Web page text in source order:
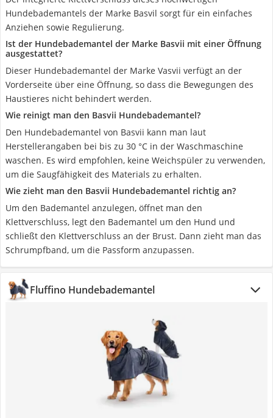
Hundebademantels der Marke Basvil sorgt für ein einfaches
Anziehen sowie Regulierung.
Ist der Hundebademantel der Marke Basvii mit einer Öffnung
ausgestattet?
Dieser Hundebademantel der Marke Vasvii verfügt an der
Vorderseite über eine Öffnung, so dass die Bewegungen des
Haustieres nicht behindert werden.
Wie reinigt man den Basvii Hundebademantel?
Den Hundebademantel von Basvii kann man laut
Herstellerangaben bei bis zu 30 °C in der Waschmaschine
waschen. Es wird empfohlen, keine Weichspüler zu verwenden,
um die Saugfähigkeit des Materials zu erhalten.
Wie zieht man den Basvii Hundebademantel richtig an?
Um den Bademantel anzulegen, öffnet man den
Klettverschluss, legt den Bademantel um den Hund und
schließt den Klettverschluss an der Brust. Dann zieht man das
Schrumpfband, um die Passform anzupassen.
Fluffino Hundebademantel